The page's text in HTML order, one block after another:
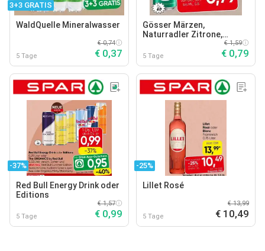
3+3 GRATIS
WaldQuelle Mineralwasser
5 Tage
€ 0,74
€ 0,37
Gösser Märzen,
Naturradler Zitrone,
alkoholfrei
5 Tage
€ 1,59
€ 0,79
-37%
Red Bull Energy Drink oder
Editions
5 Tage
€ 1,57
€ 0,99
-25%
Lillet Rosé
5 Tage
€ 13,99
€ 10,49